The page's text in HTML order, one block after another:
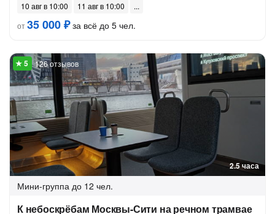
10 авг в 10:00
11 авг в 10:00
от35 000 ₽за всё до 5 чел.
2.5 часа
126 отзывов
Мини-группа до 12 чел.
К небоскрёбам Москвы-Сити на речном трамвае